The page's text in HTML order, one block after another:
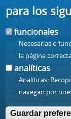
Ladinamo
Parque San
26007
[ver mapa]
t/ 941 57
para los
funcionales
Necesarias o
la página
analíticas
Analíticas:
navegan por
Guardar